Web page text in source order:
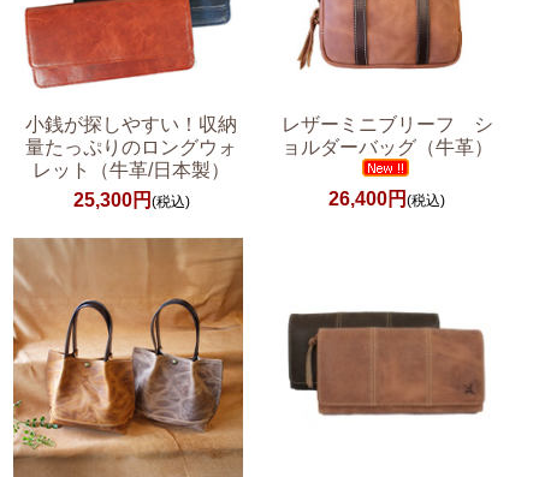
小銭が探しやすい！収納
量たっぷりのロングウォ
レット（牛革/日本製）
25,300円 (税込)
レザーミニブリーフ シ
ョルダーバッグ（牛革）
26,400円(税込)